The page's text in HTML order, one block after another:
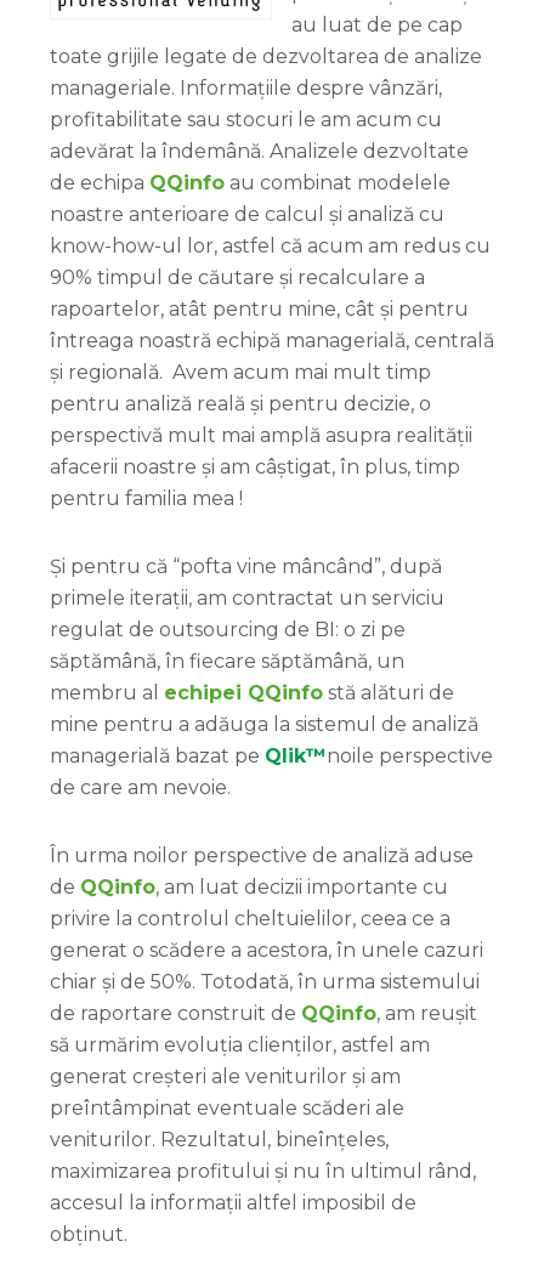
au luat de pe cap
toate grijile legate de dezvoltarea de analize
manageriale. Informațiile despre vânzări,
profitabilitate sau stocuri le am acum cu
adevărat la îndemână. Analizele dezvoltate
de echipa QQinfo au combinat modelele
noastre anterioare de calcul și analiză cu
know-how-ul lor, astfel că acum am redus cu
90% timpul de căutare și recalculare a
rapoartelor, atât pentru mine, cât și pentru
întreaga noastră echipă managerială, centrală
și regională. Avem acum mai mult timp
pentru analiză reală și pentru decizie, o
perspectivă mult mai amplă asupra realității
afacerii noastre și am câștigat, în plus, timp
pentru familia mea !
Și pentru că “pofta vine mâncând”, după
primele iterații, am contractat un serviciu
regulat de outsourcing de BI: o zi pe
săptămână, în fiecare săptămână, un
membru al echipei QQinfo stă alături de
mine pentru a adăuga la sistemul de analiză
managerială bazat pe Qlik™noile perspective
de care am nevoie.
În urma noilor perspective de analiză aduse
de QQinfo, am luat decizii importante cu
privire la controlul cheltuielilor, ceea ce a
generat o scădere a acestora, în unele cazuri
chiar și de 50%. Totodată, în urma sistemului
de raportare construit de QQinfo, am reușit
să urmărim evoluția clienților, astfel am
generat creșteri ale veniturilor și am
preîntâmpinat eventuale scăderi ale
veniturilor. Rezultatul, bineînțeles,
maximizarea profitului și nu în ultimul rând,
accesul la informații altfel imposibil de
obținut.